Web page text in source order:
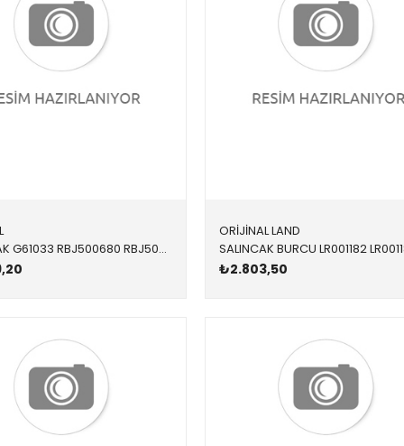
SALINCAK G61033 RBJ500680 RBJ500680 FREELANDER 1 ÖN-KOMPLE SAĞ 1996-2006
ORİJİNAL LAND
₺2.803,50